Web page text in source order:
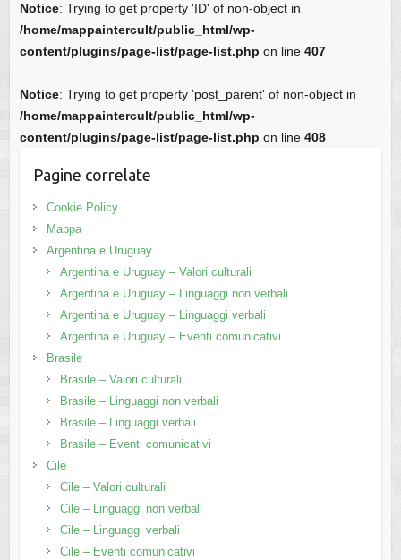
Notice: Trying to get property 'ID' of non-object in
/home/mappaintercult/public_html/wp-
content/plugins/page-list/page-list.php on line 407
Notice: Trying to get property 'post_parent' of non-object in
/home/mappaintercult/public_html/wp-
content/plugins/page-list/page-list.php on line 408
Pagine correlate
Cookie Policy
Mappa
Argentina e Uruguay
Argentina e Uruguay – Valori culturali
Argentina e Uruguay – Linguaggi non verbali
Argentina e Uruguay – Linguaggi verbali
Argentina e Uruguay – Eventi comunicativi
Brasile
Brasile – Valori culturali
Brasile – Linguaggi non verbali
Brasile – Linguaggi verbali
Brasile – Eventi comunicativi
Cile
Cile – Valori culturali
Cile – Linguaggi non verbali
Cile – Linguaggi verbali
Cile – Eventi comunicativi